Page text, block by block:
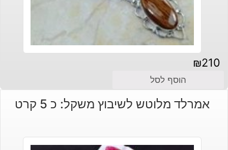
₪210
הוסף לסל
אמרלד מלוטש לשיבוץ משקל: כ 5 קרט